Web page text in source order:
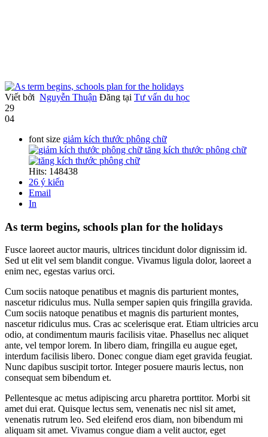
Viết bởi Nguyễn Thuận Đăng tại Tư vấn du học
29
04
font size giảm kích thước phông chữ
tăng kích thước phông chữ
Hits: 148438
26 ý kiến
Email
In
As term begins, schools plan for the holidays
Fusce laoreet auctor mauris, ultrices tincidunt dolor dignissim id.
Sed ut elit vel sem blandit congue. Vivamus ligula dolor, laoreet a
enim nec, egestas varius orci.
Cum sociis natoque penatibus et magnis dis parturient montes,
nascetur ridiculus mus. Nulla semper sapien quis fringilla gravida.
Cum sociis natoque penatibus et magnis dis parturient montes,
nascetur ridiculus mus. Cras ac scelerisque erat. Etiam ultricies arcu
odio, at condimentum mauris facilisis vitae. Phasellus nec aliquet
ante, vel tempor lorem. In libero diam, fringilla eu augue eget,
interdum facilisis libero. Donec congue diam eget gravida feugiat.
Nunc dapibus suscipit tortor. Integer posuere mauris lectus, non
consequat sem bibendum et.
Pellentesque ac metus adipiscing arcu pharetra porttitor. Morbi sit
amet dui erat. Quisque lectus sem, venenatis nec nisl sit amet,
venenatis rutrum leo. Sed eleifend eros diam, non bibendum mi
aliquam sit amet. Vivamus congue diam a velit auctor, eget